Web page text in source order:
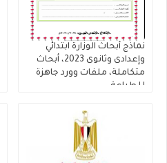
نماذج أبحاث الوزارة ابتدائي
وإعدادى وثانوى 2023، أبحاث
متكاملة، ملفات وورد جاهزة
للطباعة